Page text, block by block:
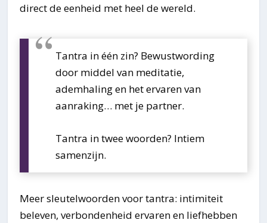
direct de eenheid met heel de wereld.
Tantra in één zin? Bewustwording
door middel van meditatie,
ademhaling en het ervaren van
aanraking… met je partner.
Tantra in twee woorden? Intiem
samenzijn.
Meer sleutelwoorden voor tantra: intimiteit
beleven, verbondenheid ervaren en liefhebben